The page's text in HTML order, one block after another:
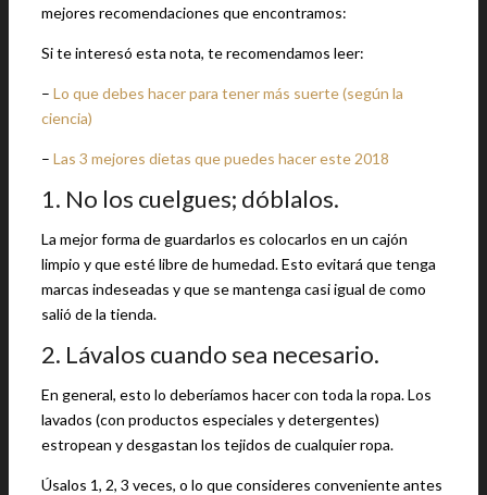
mejores recomendaciones que encontramos:
Si te interesó esta nota, te recomendamos leer:
– Lo que debes hacer para tener más suerte (según la
ciencia)
– Las 3 mejores dietas que puedes hacer este 2018
1. No los cuelgues; dóblalos.
La mejor forma de guardarlos es colocarlos en un cajón
limpio y que esté libre de humedad. Esto evitará que tenga
marcas indeseadas y que se mantenga casi igual de como
salió de la tienda.
2. Lávalos cuando sea necesario.
En general, esto lo deberíamos hacer con toda la ropa. Los
lavados (con productos especiales y detergentes)
estropean y desgastan los tejidos de cualquier ropa.
Úsalos 1, 2, 3 veces, o lo que consideres conveniente antes